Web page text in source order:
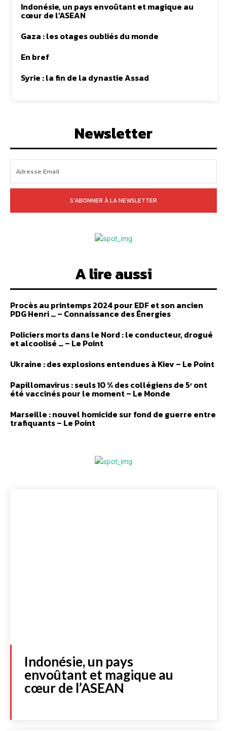
DOSSIERS SPÉCIAUX
FRANCE
INTERNATIONAL
Indonésie, un pays envoûtant et magique au
cœur de l’ASEAN
Gaza : les otages oubliés du monde
En bref
Syrie : la fin de la dynastie Assad
Newsletter
S'ABONNER À LA NEWSLETTER
A lire aussi
Procès au printemps 2024 pour EDF et son ancien
PDG Henri … – Connaissance des Énergies
Policiers morts dans le Nord : le conducteur, drogué
et alcoolisé … – Le Point
Ukraine : des explosions entendues à Kiev – Le Point
Papillomavirus : seuls 10 % des collégiens de 5ᵉ ont
été vaccinés pour le moment – Le Monde
Marseille : nouvel homicide sur fond de guerre entre
trafiquants – Le Point
Indonésie, un pays
envoûtant et magique au
cœur de l’ASEAN